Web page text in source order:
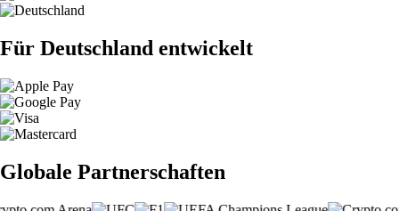
Für Deutschland entwickelt
Globale Partnerschaften